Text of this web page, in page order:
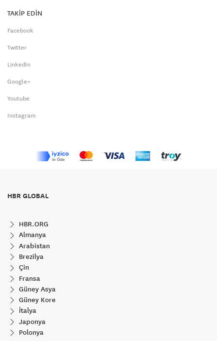
TAKİP EDİN
Facebook
Twitter
LinkedIn
Google+
Youtube
Instagram
HBR GLOBAL
HBR.ORG
Almanya
Arabistan
Brezilya
Çin
Fransa
Güney Asya
Güney Kore
İtalya
Japonya
Polonya